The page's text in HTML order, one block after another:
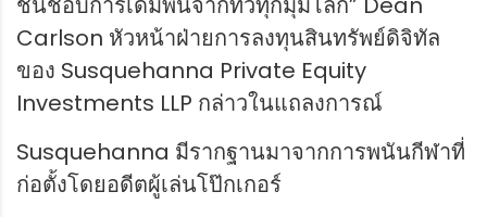
Carlson หัวหน้าฝ่ายการลงทุนสินทรัพย์ดิจิทัล
ของ Susquehanna Private Equity
Investments LLP กล่าวในแถลงการณ์
Susquehanna มีรากฐานมาจากการพนันกีฬาที่
ก่อตั้งโดยอดีตผู้เล่นโป๊กเกอร์